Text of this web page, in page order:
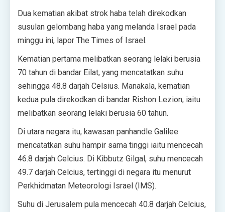
Dua kematian akibat strok haba telah direkodkan
susulan gelombang haba yang melanda Israel pada
minggu ini, lapor The Times of Israel.
Kematian pertama melibatkan seorang lelaki berusia
70 tahun di bandar Eilat, yang mencatatkan suhu
sehingga 48.8 darjah Celsius. Manakala, kematian
kedua pula direkodkan di bandar Rishon Lezion, iaitu
melibatkan seorang lelaki berusia 60 tahun.
Di utara negara itu, kawasan panhandle Galilee
mencatatkan suhu hampir sama tinggi iaitu mencecah
46.8 darjah Celcius. Di Kibbutz Gilgal, suhu mencecah
49.7 darjah Celcius, tertinggi di negara itu menurut
Perkhidmatan Meteorologi Israel (IMS).
Suhu di Jerusalem pula mencecah 40.8 darjah Celcius,